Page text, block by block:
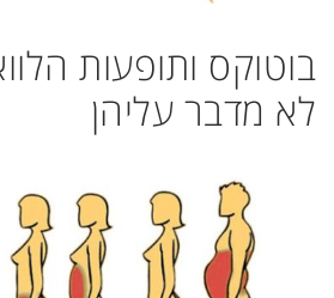
בוטוקס ותופעות
לא מדבר עליהן